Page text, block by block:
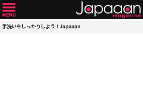
手洗いをしっかりしよう！Japaaan